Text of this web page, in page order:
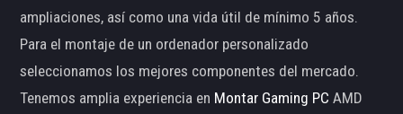
ampliaciones, así como una vida útil de mínimo 5 años.
Para el montaje de un ordenador personalizado
seleccionamos los mejores componentes del mercado.
Tenemos amplia experiencia en Montar Gaming PC AMD